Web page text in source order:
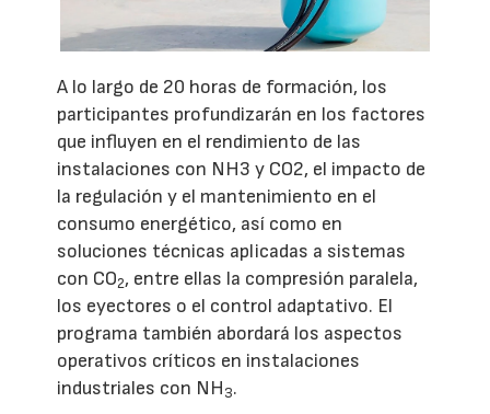
A lo largo de 20 horas de formación, los
participantes profundizarán en los factores
que influyen en el rendimiento de las
instalaciones con NH3 y CO2, el impacto de
la regulación y el mantenimiento en el
consumo energético, así como en
soluciones técnicas aplicadas a sistemas
con CO2, entre ellas la compresión paralela,
los eyectores o el control adaptativo. El
programa también abordará los aspectos
operativos críticos en instalaciones
industriales con NH3.